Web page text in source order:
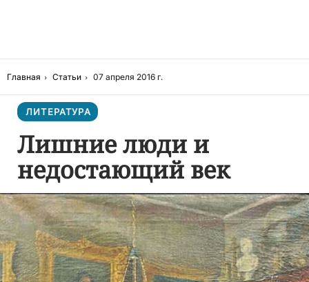
Главная Статьи 07 апреля 2016 г.
ЛИТЕРАТУРА
Лишние люди и
недостающий век